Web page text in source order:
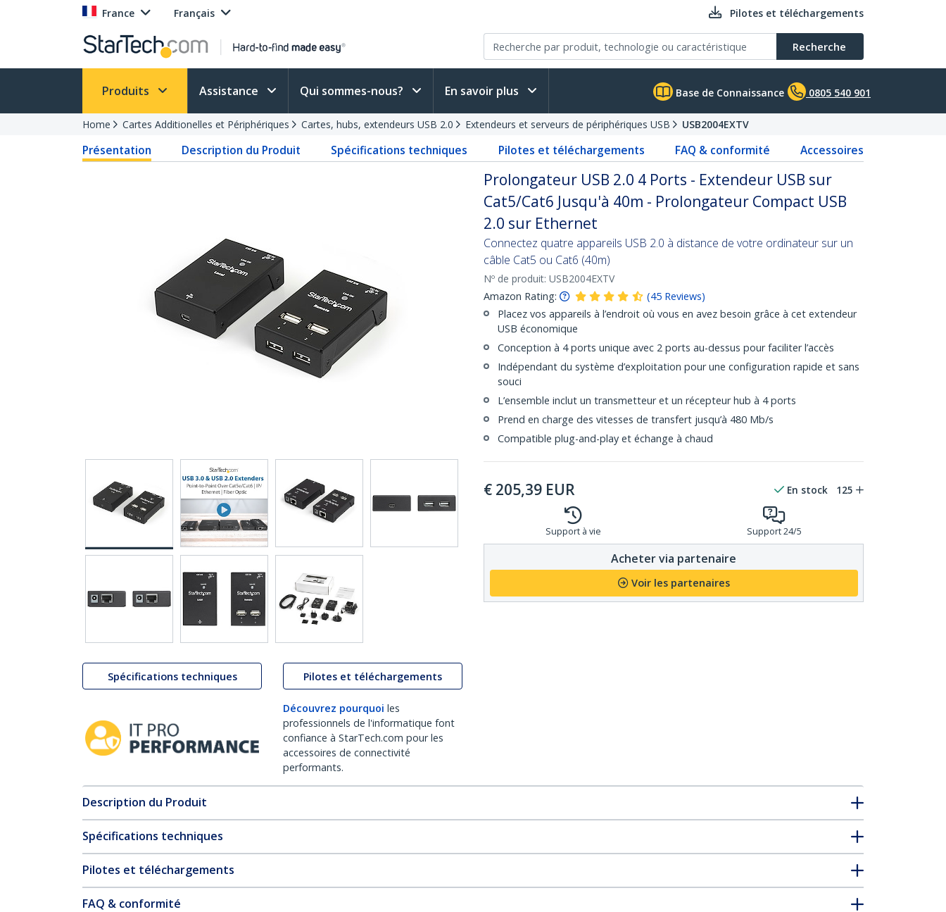
France Français Pilotes et téléchargements
Recherche
Produits Assistance Qui sommes-nous? En savoir plus Base de Connaissance 0805 540 901
Home Cartes Additionelles et Périphériques Cartes, hubs, extendeurs USB 2.0 Extendeurs et serveurs de périphériques USB USB2004EXTV
Présentation Description du Produit Spécifications techniques Pilotes et téléchargements FAQ & conformité Accessoires
Spécifications techniques Pilotes et téléchargements
Découvrez pourquoi les
professionnels de l'informatique font
confiance à StarTech.com pour les
accessoires de connectivité
performants.
Prolongateur USB 2.0 4 Ports - Extendeur USB sur
Cat5/Cat6 Jusqu'à 40m - Prolongateur Compact USB
2.0 sur Ethernet
Connectez quatre appareils USB 2.0 à distance de votre ordinateur sur un
câble Cat5 ou Cat6 (40m)
Nº de produit: USB2004EXTV
Amazon Rating:
(45 Reviews)
Placez vos appareils à l’endroit où vous en avez besoin grâce à cet extendeur
USB économique
Conception à 4 ports unique avec 2 ports au-dessus pour faciliter l’accès
Indépendant du système d’exploitation pour une configuration rapide et sans
souci
L’ensemble inclut un transmetteur et un récepteur hub à 4 ports
Prend en charge des vitesses de transfert jusqu’à 480 Mb/s
Compatible plug-and-play et échange à chaud
€ 205,39 EUR En stock 125
Support à vie Support 24/5
Acheter via partenaire
Voir les partenaires
Description du Produit
Spécifications techniques
Pilotes et téléchargements
FAQ & conformité